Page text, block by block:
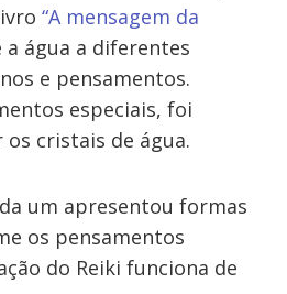
“A mensagem da
a água a diferentes
e pensamentos.
especiais, foi
cristais de água.
um apresentou formas
os pensamentos
do Reiki funciona de